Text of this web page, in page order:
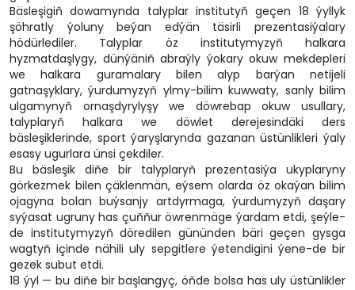
Bäsleşigiň dowamynda talyplar institutyň geçen 18 ýyllyk
şöhratly ýoluny beýan edýän täsirli prezentasiýalary
hödürlediler. Talyplar öz institutymyzyň halkara
hyzmatdaşlygy, dünýäniň abraýly ýokary okuw mekdepleri
we halkara guramalary bilen alyp barýan netijeli
gatnaşyklary, ýurdumyzyň ylmy-bilim kuwwaty, sanly bilim
ulgamynyň ornaşdyrylyşy we döwrebap okuw usullary,
talyplaryň halkara we döwlet derejesindäki ders
bäsleşiklerinde, sport ýaryşlarynda gazanan üstünlikleri ýaly
esasy ugurlara ünsi çekdiler.
Bu bäsleşik diňe bir talyplaryň prezentasiýa ukyplaryny
görkezmek bilen çäklenmän, eýsem olarda öz okaýan bilim
ojagyna bolan buýsanjy artdyrmaga, ýurdumyzyň daşary
syýasat ugruny has çuňňur öwrenmäge ýardam etdi, şeýle-
de institutymyzyň döredilen gününden bäri geçen gysga
wagtyň içinde nähili uly sepgitlere ýetendigini ýene-de bir
gezek subut etdi.
18 ýyl — bu diňe bir başlangyç, öňde bolsa has uly üstünlikler